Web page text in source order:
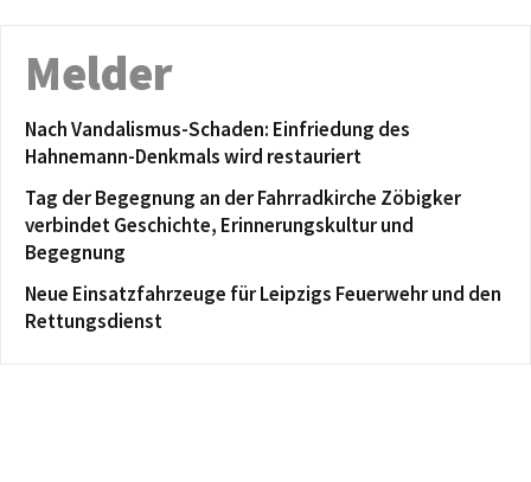
Melder
Nach Vandalismus-Schaden: Einfriedung des
Hahnemann-Denkmals wird restauriert
Tag der Begegnung an der Fahrradkirche Zöbigker
verbindet Geschichte, Erinnerungskultur und
Begegnung
Neue Einsatzfahrzeuge für Leipzigs Feuerwehr und den
Rettungsdienst